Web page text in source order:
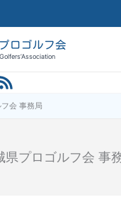
ロゴルフ会
会 事務局
県プロゴルフ会 事